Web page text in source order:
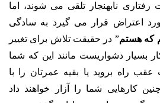
نابهنجار تلقی می شوند، اما
اعتراض قرار می گیرد به سادگی
که هستم” در حقیقت تلاش برای تغییر
بسیار دشواریست مانند این که شما
راه بروید یا بقیه عمرتان را با
کارهایی شما را آزار خواهند داد